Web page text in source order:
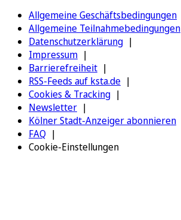
Allgemeine Geschäftsbedingungen
Allgemeine Teilnahmebedingungen
Datenschutzerklärung
Impressum
Barrierefreiheit
RSS-Feeds auf ksta.de
Cookies & Tracking
Newsletter
Kölner Stadt-Anzeiger abonnieren
FAQ
Cookie-Einstellungen